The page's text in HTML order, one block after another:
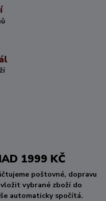
1999 KČ
poštovné, dopravu
vybrané zboží do
automaticky spočítá.